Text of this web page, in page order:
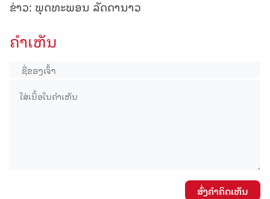
ຂ່າວ: ພຸດທະພອນ ລັດດານາວ
ຄໍາເຫັນ
ສົ່ງຄໍາຄິດເຫັນ